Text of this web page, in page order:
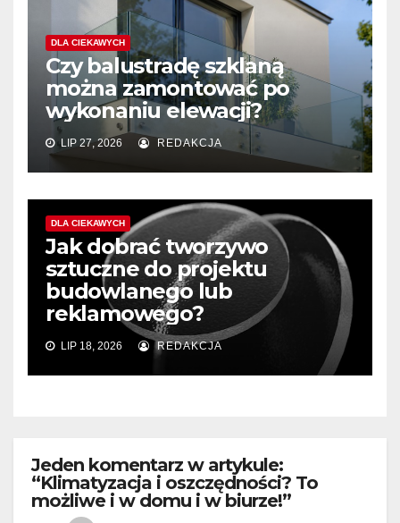
DLA CIEKAWYCH
Czy balustradę szklaną
można zamontować po
wykonaniu elewacji?
LIP 27, 2026 REDAKCJA
DLA CIEKAWYCH
Jak dobrać tworzywo
sztuczne do projektu
budowlanego lub
reklamowego?
LIP 18, 2026 REDAKCJA
Jeden komentarz w artykule:
“Klimatyzacja i oszczędności? To
możliwe i w domu i w biurze!”